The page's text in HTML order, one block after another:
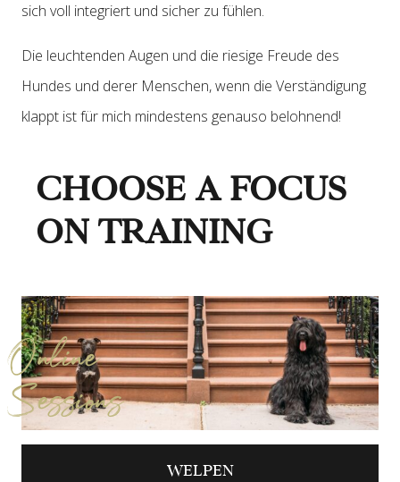
sich voll integriert und sicher zu fühlen.
Die leuchtenden Augen und die riesige Freude des
Hundes und derer Menschen, wenn die Verständigung
klappt ist für mich mindestens genauso belohnend!
CHOOSE A FOCUS
ON TRAINING
Online
Sessions
WELPEN